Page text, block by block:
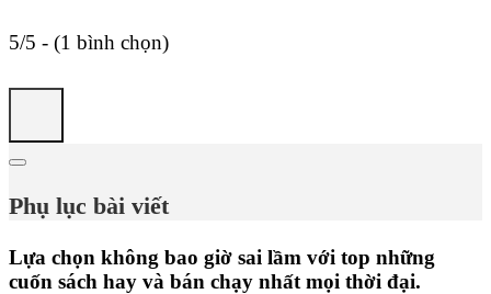
5/5 - (1 bình chọn)
Phụ lục bài viết
Lựa chọn không bao giờ sai lầm với top những
cuốn sách hay và bán chạy nhất mọi thời đại.